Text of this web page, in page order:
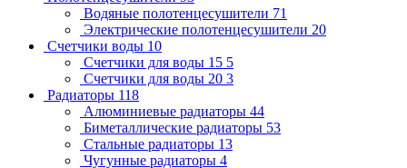
Водяные полотенцесушители 71
Электрические полотенцесушители 20
Счетчики воды 10
Счетчики для воды 15 5
Счетчики для воды 20 3
Радиаторы 118
Алюминиевые радиаторы 44
Биметаллические радиаторы 53
Стальные радиаторы 13
Чугунные радиаторы 4